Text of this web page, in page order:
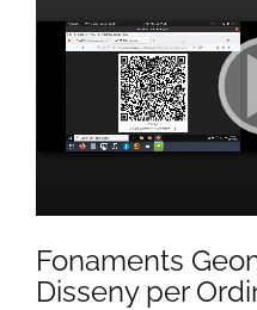
Fonaments
Disseny per